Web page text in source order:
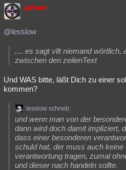
jafrael
@lesslow
.... es sagt vllt niemand wörtlich,
zwischen den zeilenText
Und WAS bitte, läßt Dich zu einer
kommen?
lesslow schrieb:
und wenn man von der
dann wird doch damit impliziert,
dass einer besonderen
schuld hat, der muss auch keine
verantwortung tragen, zumal
und dieser nach handeln sollte.